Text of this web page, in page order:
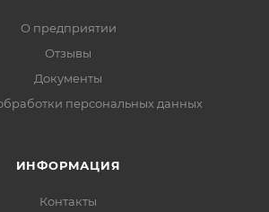
О предприятии
Отзывы
Документы
персональных данных
ИНФОРМАЦИЯ
Контакты